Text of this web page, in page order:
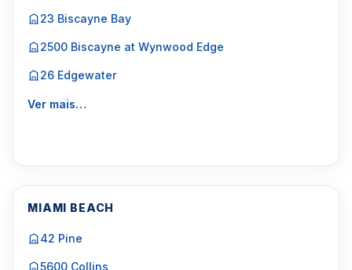
23 Biscayne Bay
2500 Biscayne at Wynwood Edge
26 Edgewater
Ver mais…
MIAMI BEACH
42 Pine
5600 Collins